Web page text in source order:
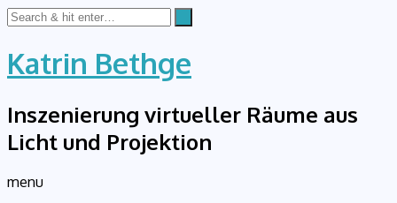
Katrin Bethge
Inszenierung virtueller Räume aus
Licht und Projektion
menu